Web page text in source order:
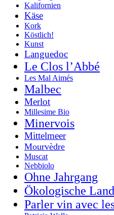
Kalifornien
Käse
Kork
Köstlich!
Kunst
Languedoc
Le Clos l’Abbé
Les Mal Aimés
Malbec
Merlot
Millesime Bio
Minervois
Mittelmeer
Mourvèdre
Muscat
Nebbiolo
Ohne Jahrgang
Ökologische
Parler vin avec